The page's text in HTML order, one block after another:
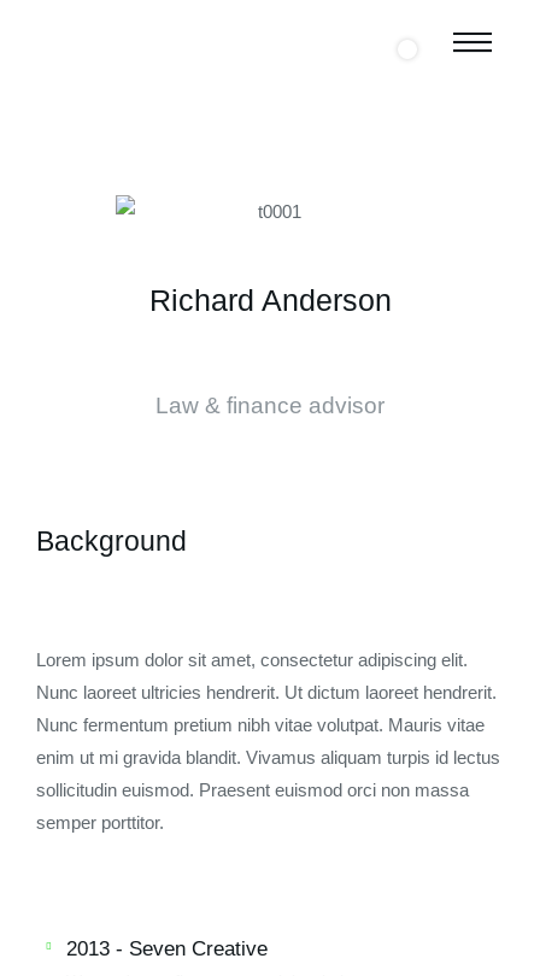
Richard Anderson
Law & finance advisor
Background
Lorem ipsum dolor sit amet, consectetur adipiscing elit.
Nunc laoreet ultricies hendrerit. Ut dictum laoreet hendrerit.
Nunc fermentum pretium nibh vitae volutpat. Mauris vitae
enim ut mi gravida blandit. Vivamus aliquam turpis id lectus
sollicitudin euismod. Praesent euismod orci non massa
semper porttitor.
2013 - Seven Creative